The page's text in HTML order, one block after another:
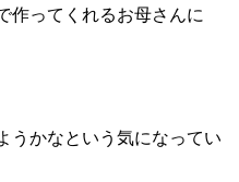
作ってくれるお母さんに
うかなという気になってい